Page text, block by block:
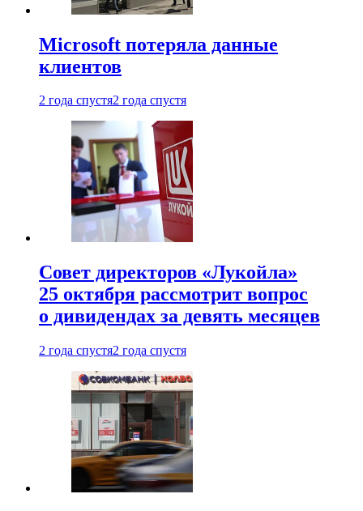
Microsoft потеряла данные
клиентов
2 года спустя2 года спустя
Совет директоров «Лукойла»
25 октября рассмотрит вопрос
о дивидендах за девять месяцев
2 года спустя2 года спустя